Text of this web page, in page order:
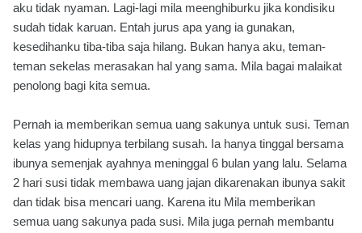
aku tidak nyaman. Lagi-lagi mila meenghiburku jika kondisiku
sudah tidak karuan. Entah jurus apa yang ia gunakan,
kesedihanku tiba-tiba saja hilang. Bukan hanya aku, teman-
teman sekelas merasakan hal yang sama. Mila bagai malaikat
penolong bagi kita semua.
Pernah ia memberikan semua uang sakunya untuk susi. Teman
kelas yang hidupnya terbilang susah. Ia hanya tinggal bersama
ibunya semenjak ayahnya meninggal 6 bulan yang lalu. Selama
2 hari susi tidak membawa uang jajan dikarenakan ibunya sakit
dan tidak bisa mencari uang. Karena itu Mila memberikan
semua uang sakunya pada susi. Mila juga pernah membantu